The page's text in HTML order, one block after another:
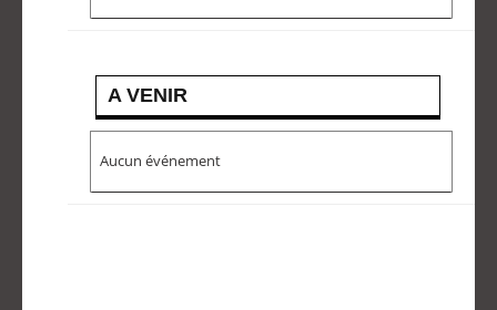
A VENIR
Aucun événement